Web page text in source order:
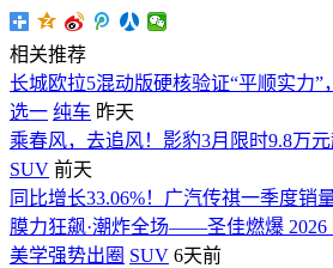
相关推荐
长城欧拉5混动版硬核验证“平顺实力”
选一 纯车 昨天
乘春风，去追风！影豹3月限时9.8万
SUV 前天
同比增长33.06%！广汽传祺一季度销
膜力狂飙·潮炸全场——圣佳燃爆 2026
美学强势出圈 SUV 6天前